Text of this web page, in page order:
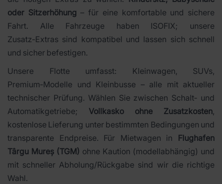
oder Sitzerhöhung – für eine komfortable und sichere
Fahrt. Alle Fahrzeuge haben ISOFIX; unsere
Zusatz‑Extras sind kompatibel und lassen sich schnell
und sicher befestigen.
Unsere Flotte umfasst: Kleinwagen, SUVs,
Premium‑Modelle und Kleinbusse – alle mit aktueller
technischer Prüfung. Wählen Sie zwischen Schalt‑ und
Automatikgetriebe; Vollkasko ohne Zusatzkosten,
kostenlose Lieferung unter bestimmten Bedingungen und
transparente Endpreise. Für Mietwagen in Flughafen
Târgu Mureș (TGM) ohne Kaution (modellabhängig) und
mit schneller Abholung/Rückgabe sind wir die richtige
Wahl.